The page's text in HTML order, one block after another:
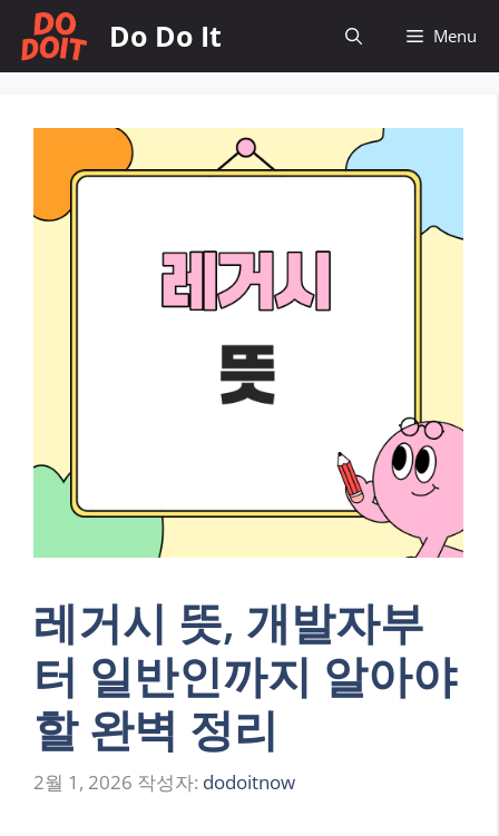
츠
Do Do It Menu
레거시 뜻, 개발자부
터 일반인까지 알아야
할 완벽 정리
2월 1, 2026 작성자: dodoitnow